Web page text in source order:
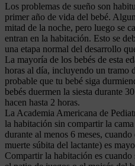
Los problemas de sueño son
primer año de vida del bebé.
mitad de la noche, pero luego se
entran en la habitación. Esto se
una etapa normal del desarrollo
La mayoría de los bebés de esta
horas al día, incluyendo un tramo
probable que tu bebé siga
bebés duermen la siesta durante
hacen hasta 2 horas.
La Academia Americana de
la habitación sin compartir la
durante al menos 6 meses,
muerte súbita del lactante) es
Compartir la habitación es